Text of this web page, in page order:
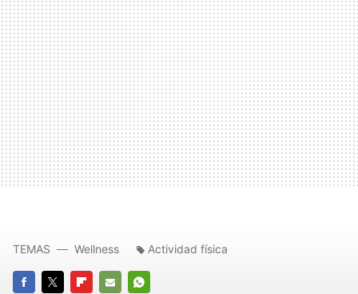
TEMAS Wellness Actividad física